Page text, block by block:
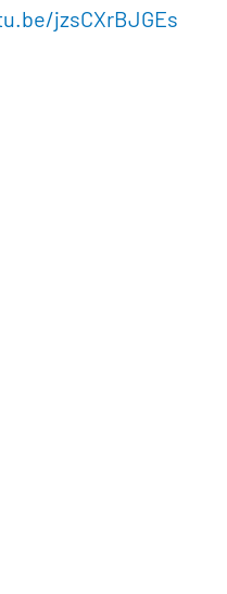
jzsCXrBJGEs